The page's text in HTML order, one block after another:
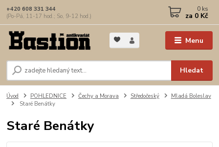
Menu
Hledat
+420 608 331 344
(Po-Pá, 11-17 hod.; So, 9-12 hod.)
0 ks
za 0 Kč
Úvod POHLEDNICE Čechy a Morava Středočeský
Mladá Boleslav
Staré Benátky
Staré Benátky